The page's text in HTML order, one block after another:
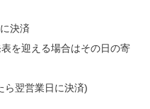
決済
を迎える場合はその日の寄
ら翌営業日に決済)